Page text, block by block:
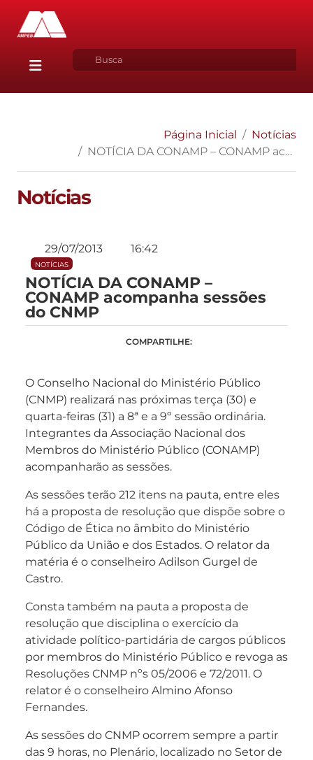
Página Inicial
Notícias
NOTÍCIA DA CONAMP – CONAMP acompanha sessões do CNMP
Notícias
29/07/2013 16:42
NOTÍCIAS
NOTÍCIA DA CONAMP –
CONAMP acompanha sessões
do CNMP
COMPARTILHE:
O Conselho Nacional do Ministério Público
(CNMP) realizará nas próximas terça (30) e
quarta-feiras (31) a 8ª e a 9º sessão ordinária.
Integrantes da Associação Nacional dos
Membros do Ministério Público (CONAMP)
acompanharão as sessões.
As sessões terão 212 itens na pauta, entre eles
há a proposta de resolução que dispõe sobre o
Código de Ética no âmbito do Ministério
Público da União e dos Estados. O relator da
matéria é o conselheiro Adilson Gurgel de
Castro.
Consta também na pauta a proposta de
resolução que disciplina o exercício da
atividade político-partidária de cargos públicos
por membros do Ministério Público e revoga as
Resoluções CNMP nºs 05/2006 e 72/2011. O
relator é o conselheiro Almino Afonso
Fernandes.
As sessões do CNMP ocorrem sempre a partir
das 9 horas, no Plenário, localizado no Setor de